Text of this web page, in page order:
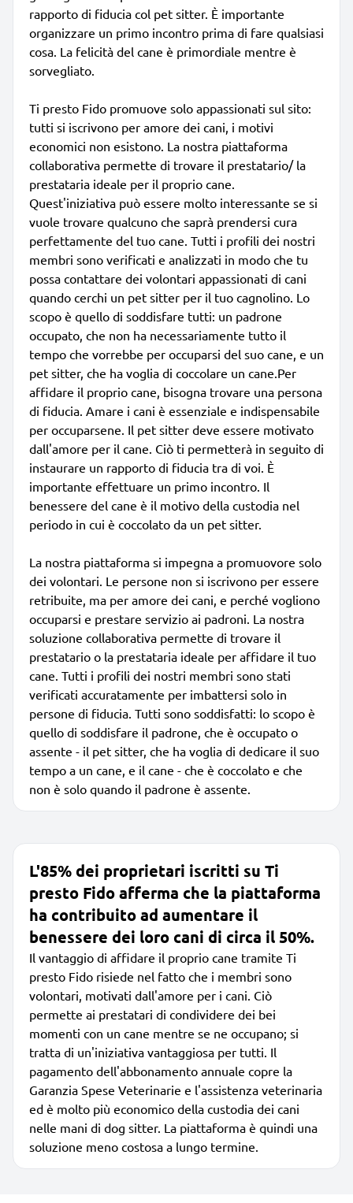
rapporto di fiducia col pet sitter. È importante
organizzare un primo incontro prima di fare qualsiasi
cosa. La felicità del cane è primordiale mentre è
sorvegliato.
Ti presto Fido promuove solo appassionati sul sito:
tutti si iscrivono per amore dei cani, i motivi
economici non esistono. La nostra piattaforma
collaborativa permette di trovare il prestatario/ la
prestataria ideale per il proprio cane.
Quest'iniziativa può essere molto interessante se si
vuole trovare qualcuno che saprà prendersi cura
perfettamente del tuo cane. Tutti i profili dei nostri
membri sono verificati e analizzati in modo che tu
possa contattare dei volontari appassionati di cani
quando cerchi un pet sitter per il tuo cagnolino. Lo
scopo è quello di soddisfare tutti: un padrone
occupato, che non ha necessariamente tutto il
tempo che vorrebbe per occuparsi del suo cane, e un
pet sitter, che ha voglia di coccolare un cane.Per
affidare il proprio cane, bisogna trovare una persona
di fiducia. Amare i cani è essenziale e indispensabile
per occuparsene. Il pet sitter deve essere motivato
dall'amore per il cane. Ciò ti permetterà in seguito di
instaurare un rapporto di fiducia tra di voi. È
importante effettuare un primo incontro. Il
benessere del cane è il motivo della custodia nel
periodo in cui è coccolato da un pet sitter.
La nostra piattaforma si impegna a promuovore solo
dei volontari. Le persone non si iscrivono per essere
retribuite, ma per amore dei cani, e perché vogliono
occuparsi e prestare servizio ai padroni. La nostra
soluzione collaborativa permette di trovare il
prestatario o la prestataria ideale per affidare il tuo
cane. Tutti i profili dei nostri membri sono stati
verificati accuratamente per imbattersi solo in
persone di fiducia. Tutti sono soddisfatti: lo scopo è
quello di soddisfare il padrone, che è occupato o
assente - il pet sitter, che ha voglia di dedicare il suo
tempo a un cane, e il cane - che è coccolato e che
non è solo quando il padrone è assente.
L'85% dei proprietari iscritti su Ti
presto Fido afferma che la piattaforma
ha contribuito ad aumentare il
benessere dei loro cani di circa il 50%.
Il vantaggio di affidare il proprio cane tramite Ti
presto Fido risiede nel fatto che i membri sono
volontari, motivati dall'amore per i cani. Ciò
permette ai prestatari di condividere dei bei
momenti con un cane mentre se ne occupano; si
tratta di un'iniziativa vantaggiosa per tutti. Il
pagamento dell'abbonamento annuale copre la
Garanzia Spese Veterinarie e l'assistenza veterinaria
ed è molto più economico della custodia dei cani
nelle mani di dog sitter. La piattaforma è quindi una
soluzione meno costosa a lungo termine.